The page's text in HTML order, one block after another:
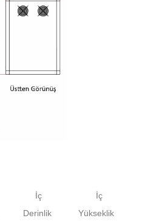
İç
Derinlik Yükseklik